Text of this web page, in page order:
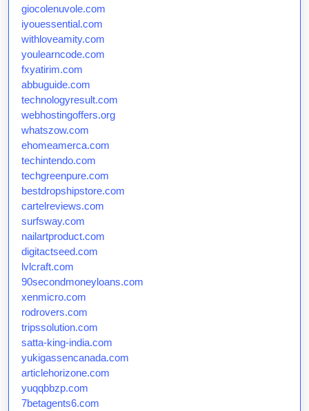
giocolenuvole.com
iyouessential.com
withloveamity.com
youlearncode.com
fxyatirim.com
abbuguide.com
technologyresult.com
webhostingoffers.org
whatszow.com
ehomeamerca.com
techintendo.com
techgreenpure.com
bestdropshipstore.com
cartelreviews.com
surfsway.com
nailartproduct.com
digitactseed.com
lvlcraft.com
90secondmoneyloans.com
xenmicro.com
rodrovers.com
tripssolution.com
satta-king-india.com
yukigassencanada.com
articlehorizone.com
yuqqbbzp.com
7betagents6.com